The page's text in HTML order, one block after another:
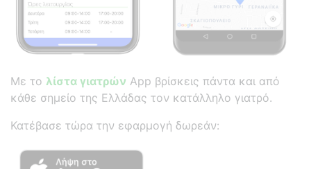
Με το λίστα γιατρών App βρίσκεις πάντα και από
κάθε σημείο της Ελλάδας τον κατάλληλο γιατρό.
Κατέβασε τώρα την εφαρμογή δωρεάν: